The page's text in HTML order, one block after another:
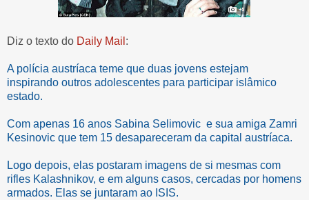
Diz o texto do Daily Mail :
A polícia austríaca teme que duas jovens estejam
inspirando outros adolescentes para participar islâmico
estado.
Com apenas 16 anos Sabina Selimovic e sua amiga Zamri
Kesinovic que tem 15 desapareceram da capital austríaca.
Logo depois, elas postaram imagens de si mesmas com
rifles Kalashnikov, e em alguns casos, cercadas por homens
armados. Elas se juntaram ao ISIS.